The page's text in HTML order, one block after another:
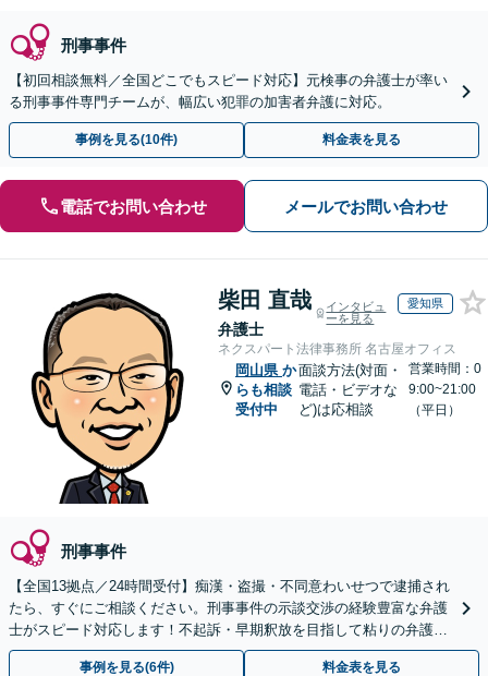
刑事事件
【初回相談無料／全国どこでもスピード対応】元検事の弁護士が率い
る刑事事件専門チームが、幅広い犯罪の加害者弁護に対応。
事例を見る(10件) 料金表を見る
電話でお問い合わせ メールでお問い合わせ
柴田 直哉
弁護士
インタビュ
ーを見る
愛知県
ネクスパート法律事務所 名古屋オフィス
岡山県 か
らも相談
受付中
面談方法(対面・
電話・ビデオな
ど)は応相談
営業時間：0
9:00~21:00
（平日）
刑事事件
【全国13拠点／24時間受付】痴漢・盗撮・不同意わいせつで逮捕され
たら、すぐにご相談ください。刑事事件の示談交渉の経験豊富な弁護
士がスピード対応します！不起訴・早期釈放を目指して粘りの弁護活
動を行います。
事例を見る(6件) 料金表を見る